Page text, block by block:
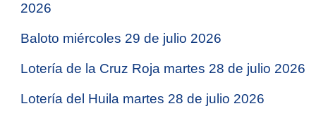
2026
Baloto miércoles 29 de julio 2026
Lotería de la Cruz Roja martes 28 de julio 2026
Lotería del Huila martes 28 de julio 2026